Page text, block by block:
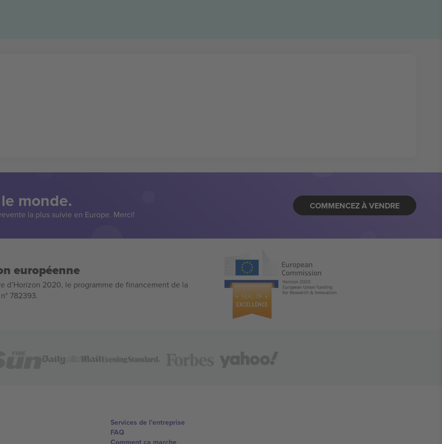
monde.
la plus suivie en Europe. Merci!
COMMENCEZ À VENDRE
européenne
d’Horizon 2020, le programme de financement de la
782393.
Services de l'entreprise
FAQ
Comment ça marche